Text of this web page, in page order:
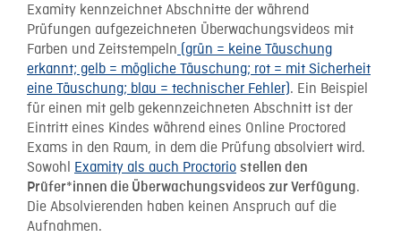
Examity kennzeichnet Abschnitte der während
Prüfungen aufgezeichneten Überwachungsvideos mit
Farben und Zeitstempeln (grün = keine Täuschung
erkannt; gelb = mögliche Täuschung; rot = mit Sicherheit
eine Täuschung; blau = technischer Fehler). Ein Beispiel
für einen mit gelb gekennzeichneten Abschnitt ist der
Eintritt eines Kindes während eines Online Proctored
Exams in den Raum, in dem die Prüfung absolviert wird.
Sowohl Examity als auch Proctorio stellen den
Prüfer*innen die Überwachungsvideos zur Verfügung.
Die Absolvierenden haben keinen Anspruch auf die
Aufnahmen.